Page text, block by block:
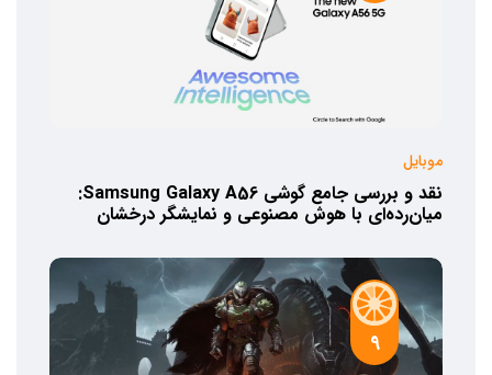
موبایل
نقد و بررسی جامع گوشی Samsung Galaxy A56:
میان‌رده‌ای با هوش مصنوعی و نمایشگر درخشان
9